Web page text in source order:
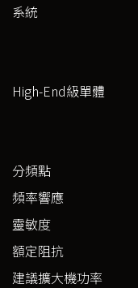
系統
High-End級單體
分頻點
頻率響應
靈敏度
額定阻抗
建議擴大機功率